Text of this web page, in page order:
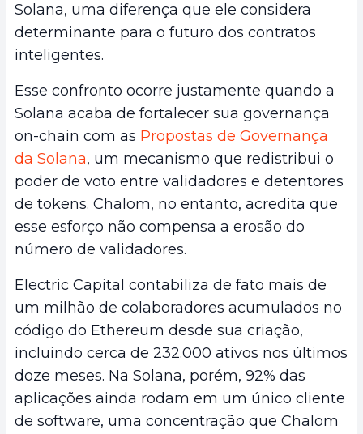
Solana, uma diferença que ele considera
determinante para o futuro dos contratos
inteligentes.
Esse confronto ocorre justamente quando a
Solana acaba de fortalecer sua governança
on-chain com as Propostas de Governança
da Solana, um mecanismo que redistribui o
poder de voto entre validadores e detentores
de tokens. Chalom, no entanto, acredita que
esse esforço não compensa a erosão do
número de validadores.
Electric Capital contabiliza de fato mais de
um milhão de colaboradores acumulados no
código do Ethereum desde sua criação,
incluindo cerca de 232.000 ativos nos últimos
doze meses. Na Solana, porém, 92% das
aplicações ainda rodam em um único cliente
de software, uma concentração que Chalom